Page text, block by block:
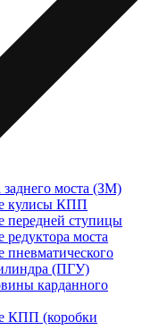
заднего моста (ЗМ)
кулисы КПП
передней ступицы
моста
(ПГУ)
карданного
КПП (коробки